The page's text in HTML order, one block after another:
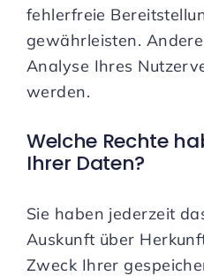
fehlerfreie
gewährleisten.
Analyse Ihres
werden.
Welche Rechte
Ihrer Daten?
Sie haben jederzeit
Auskunft über
Zweck Ihrer